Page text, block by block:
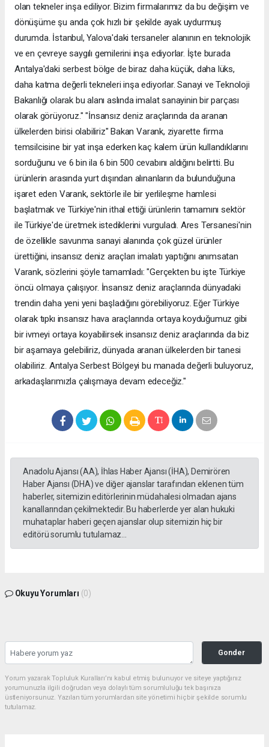
olan tekneler inşa ediliyor. Bizim firmalarımız da bu değişim ve
dönüşüme şu anda çok hızlı bir şekilde ayak uydurmuş
durumda. İstanbul, Yalova'daki tersaneler alanının en teknolojik
ve en çevreye saygılı gemilerini inşa ediyorlar. İşte burada
Antalya'daki serbest bölge de biraz daha küçük, daha lüks,
daha katma değerli tekneleri inşa ediyorlar. Sanayi ve Teknoloji
Bakanlığı olarak bu alanı aslında imalat sanayinin bir parçası
olarak görüyoruz." "İnsansız deniz araçlarında da aranan
ülkelerden birisi olabiliriz" Bakan Varank, ziyarette firma
temsilcisine bir yat inşa ederken kaç kalem ürün kullandıklarını
sorduğunu ve 6 bin ila 6 bin 500 cevabını aldığını belirtti. Bu
ürünlerin arasında yurt dışından alınanların da bulunduğuna
işaret eden Varank, sektörle ile bir yerlileşme hamlesi
başlatmak ve Türkiye'nin ithal ettiği ürünlerin tamamını sektör
ile Türkiye'de üretmek istediklerini vurguladı. Ares Tersanesi'nin
de özellikle savunma sanayi alanında çok güzel ürünler
ürettiğini, insansız deniz araçları imalatı yaptığını anımsatan
Varank, sözlerini şöyle tamamladı: "Gerçekten bu işte Türkiye
öncü olmaya çalışıyor. İnsansız deniz araçlarında dünyadaki
trendin daha yeni yeni başladığını görebiliyoruz. Eğer Türkiye
olarak tıpkı insansız hava araçlarında ortaya koyduğumuz gibi
bir ivmeyi ortaya koyabilirsek insansız deniz araçlarında da biz
bir aşamaya gelebiliriz, dünyada aranan ülkelerden bir tanesi
olabiliriz. Antalya Serbest Bölgeyi bu manada değerli buluyoruz,
arkadaşlarımızla çalışmaya devam edeceğiz."
Anadolu Ajansı (AA), İhlas Haber Ajansı (İHA), Demirören
Haber Ajansı (DHA) ve diğer ajanslar tarafından eklenen tüm
haberler, sitemizin editörlerinin müdahalesi olmadan ajans
kanallarından çekilmektedir. Bu haberlerde yer alan hukuki
muhataplar haberi geçen ajanslar olup sitemizin hiç bir
editörü sorumlu tutulamaz...
Okuyu Yorumları (0)
Gonder
Yorum yazarak Topluluk Kuralları’nı kabul etmiş bulunuyor ve siteye yaptığınız
yorumunuzla ilgili doğrudan veya dolaylı tüm sorumluluğu tek başınıza
üstleniyorsunuz. Yazılan tüm yorumlardan site yönetimi hiçbir şekilde sorumlu
tutulamaz.